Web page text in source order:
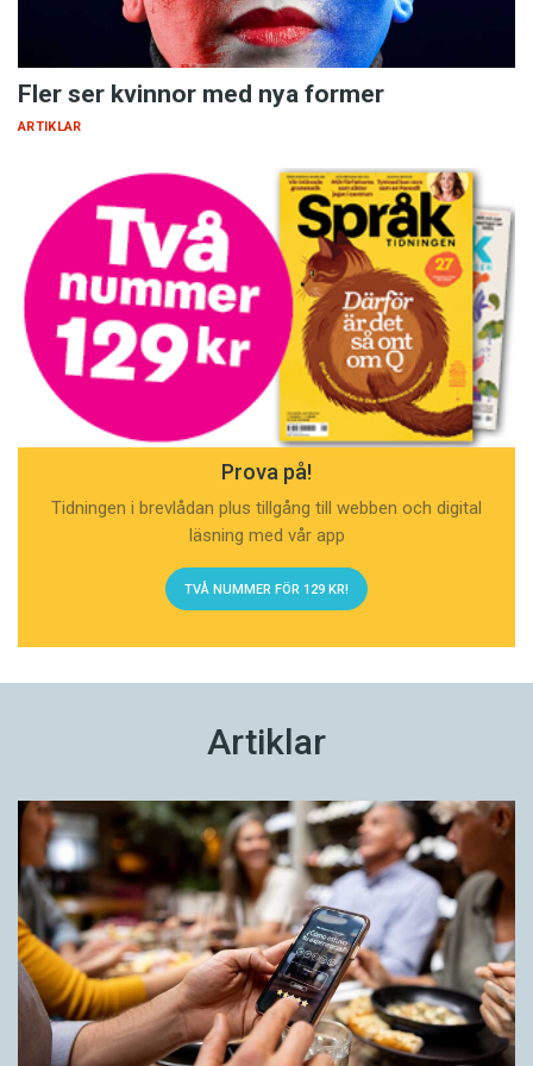
Fler ser kvinnor med nya former
ARTIKLAR
Prova på!
Tidningen i brevlådan plus tillgång till webben och digital
läsning med vår app
TVÅ NUMMER FÖR 129 KR!
Artiklar